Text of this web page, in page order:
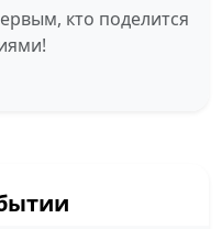
кто поделится